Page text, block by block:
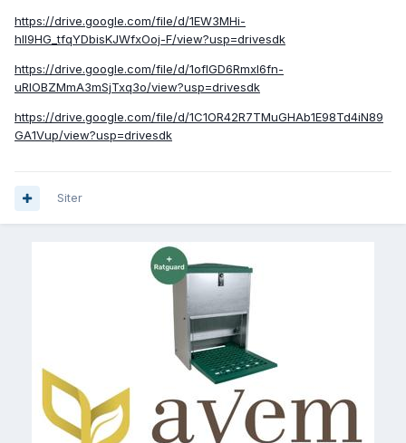
https://drive.google.com/file/d/1EW3MHi-
hll9HG_tfqYDbisKJWfxOoj-F/view?usp=drivesdk
https://drive.google.com/file/d/1oflGD6RmxI6fn-
uRlOBZMmA3mSjTxq3o/view?usp=drivesdk
https://drive.google.com/file/d/1C1OR42R7TMuGHAb1E98Td4iN89
GA1Vup/view?usp=drivesdk
Siter